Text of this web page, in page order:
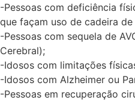
-Pessoas com deficiência
que façam uso de cadeira de
-Pessoas com sequela de
Cerebral);
-Idosos com limitações
-Idosos com Alzheimer ou
-Pessoas em recuperação